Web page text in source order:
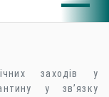
заходів у
у зв’язку